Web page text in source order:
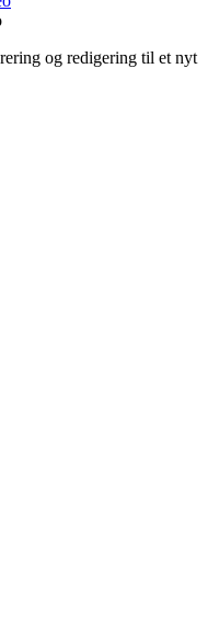
og redigering til et nyt